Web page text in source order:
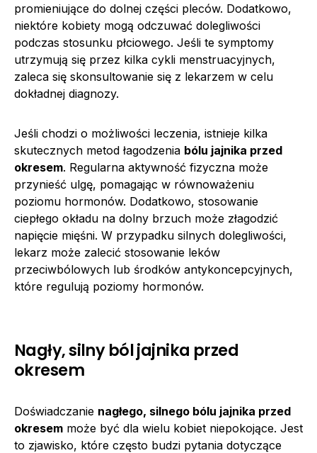
promieniujące do dolnej części pleców. Dodatkowo,
niektóre kobiety mogą odczuwać dolegliwości
podczas stosunku płciowego. Jeśli te symptomy
utrzymują się przez kilka cykli menstruacyjnych,
zaleca się skonsultowanie się z lekarzem w celu
dokładnej diagnozy.
Jeśli chodzi o możliwości leczenia, istnieje kilka
skutecznych metod łagodzenia bólu jajnika przed
okresem. Regularna aktywność fizyczna może
przynieść ulgę, pomagając w równoważeniu
poziomu hormonów. Dodatkowo, stosowanie
ciepłego okładu na dolny brzuch może złagodzić
napięcie mięśni. W przypadku silnych dolegliwości,
lekarz może zalecić stosowanie leków
przeciwbólowych lub środków antykoncepcyjnych,
które regulują poziomy hormonów.
Nagły, silny ból jajnika przed
okresem
Doświadczanie nagłego, silnego bólu jajnika przed
okresem może być dla wielu kobiet niepokojące. Jest
to zjawisko, które często budzi pytania dotyczące